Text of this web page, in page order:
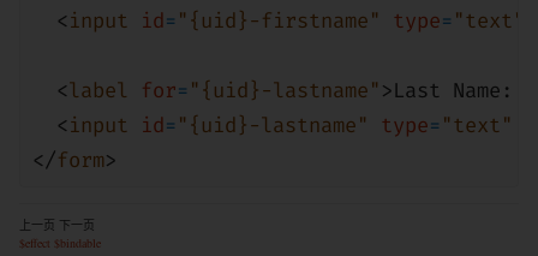
<input id= "{uid}-firstname" type= "text"
<label for= "{uid}-lastname" >Last Name:
<input id= "{uid}-lastname" type= "text"
</form>
上一页 下一页
$effect $bindable